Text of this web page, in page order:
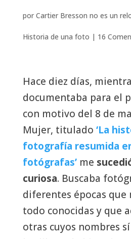
por Cartier Bresson no es un
Historia de una foto | 16
Hace diez días,
documentaba para el
con motivo del 8 de
Mujer, titulado ‘La
fotografía resumida
fotógrafas’me
curiosa. Buscaba
diferentes épocas que
todo conocidas y que
otras cuyos nombres